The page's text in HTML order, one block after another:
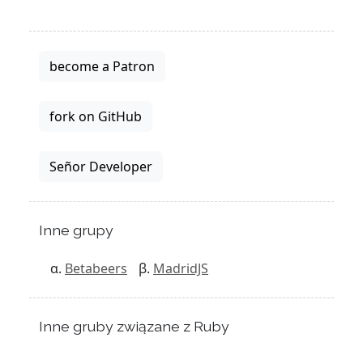
become a Patron
fork on GitHub
Señor Developer
Inne grupy
Betabeers MadridJS
Inne gruby związane z Ruby